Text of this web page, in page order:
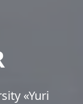
«Yuri